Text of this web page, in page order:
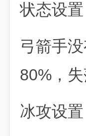
状态设置
弓箭手
80%，
冰攻设置